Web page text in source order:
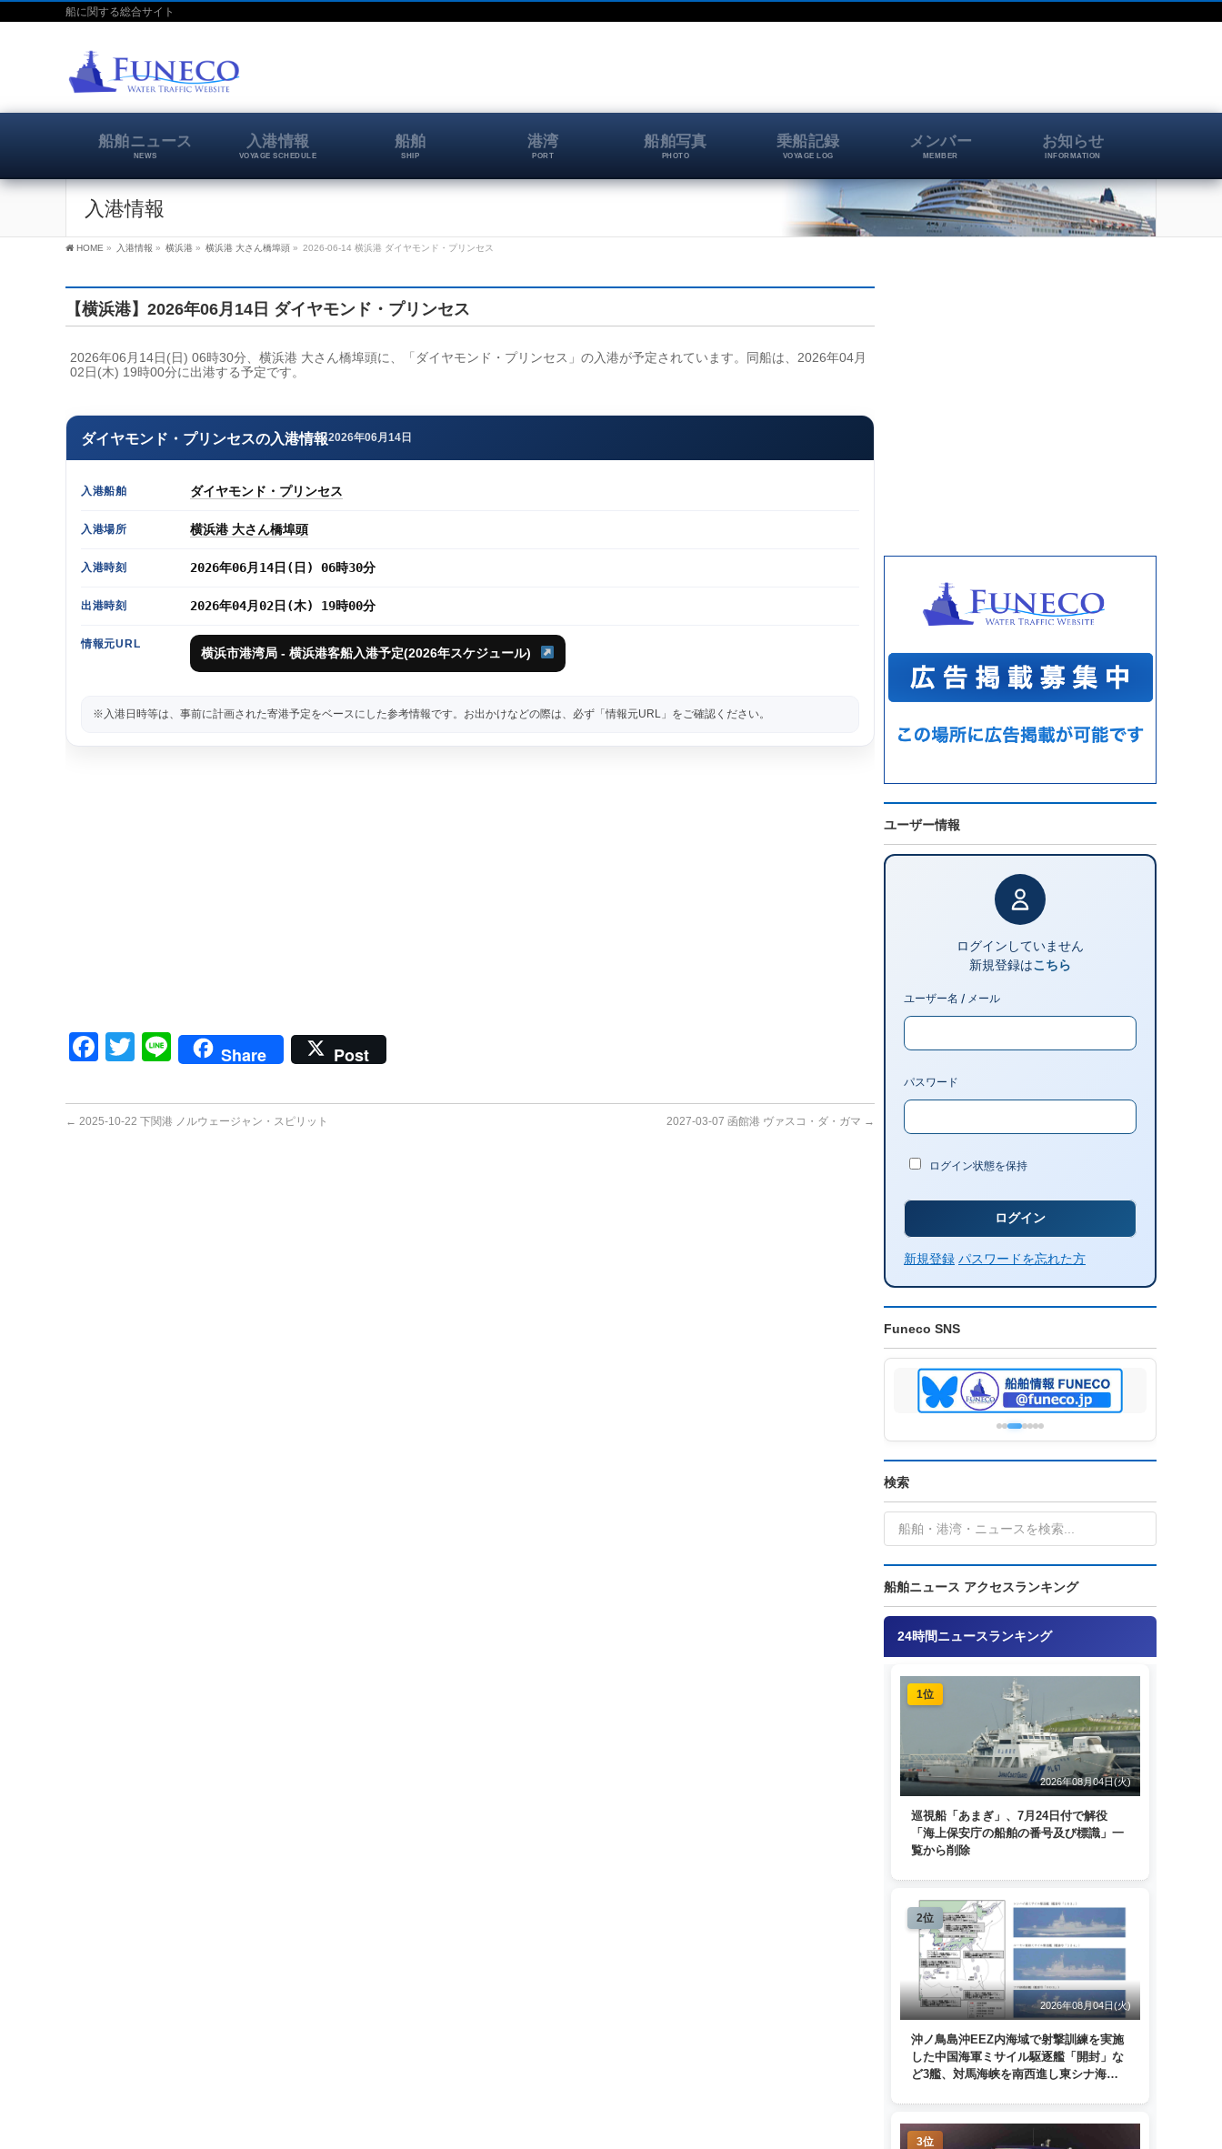
船に関する総合サイト
船舶ニュース
NEWS
入港情報
VOYAGE SCHEDULE
船舶
SHIP
港湾
PORT
船舶写真
PHOTO
乗船記録
VOYAGE LOG
メンバー
MEMBER
お知らせ
INFORMATION
入港情報
HOME » 入港情報 » 横浜港 » 横浜港 大さん橋埠頭 » 2026-06-14 横浜港 ダイヤモンド・プリンセス
【横浜港】2026年06月14日 ダイヤモンド・プリンセス
2026年06月14日(日) 06時30分、横浜港 大さん橋埠頭に、「ダイヤモンド・プリンセス」の入港が予定されています。同船は、2026年04月
02日(木) 19時00分に出港する予定です。
ダイヤモンド・プリンセスの入港情報2026年06月14日
入港船舶 ダイヤモンド・プリンセス
入港場所 横浜港 大さん橋埠頭
入港時刻 2026年06月14日(日) 06時30分
出港時刻 2026年04月02日(木) 19時00分
情報元URL
横浜市港湾局 - 横浜港客船入港予定(2026年スケジュール)
※入港日時等は、事前に計画された寄港予定をベースにした参考情報です。お出かけなどの際は、必ず「情報元URL」をご確認ください。
Facebook
Twitter
LineShare Post
← 2025-10-22 下関港 ノルウェージャン・スピリット 2027-03-07 函館港 ヴァスコ・ダ・ガマ →
ユーザー情報
ログインしていません
新規登録はこちら
ユーザー名 / メール
パスワード
ログイン状態を保持
新規登録 パスワードを忘れた方
Funeco SNS
検索
船舶ニュース アクセスランキング
24時間ニュースランキング
1位
2026年08月04日(火)
巡視船「あまぎ」、7月24日付で解役
「海上保安庁の船舶の番号及び標識」一
覧から削除
2位
2026年08月04日(火)
沖ノ鳥島沖EEZ内海域で射撃訓練を実施
した中国海軍ミサイル駆逐艦「開封」な
ど3艦、対馬海峡を南西進し東シナ海
3位